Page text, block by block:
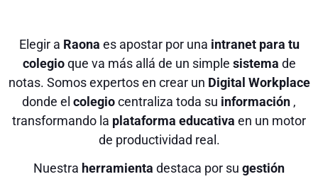
Elegir a Raona es apostar por una intranet para tu
colegioque va más allá de un simple sistema de
notas. Somos expertos en crear un Digital Workplace
donde el colegiocentraliza toda su información ,
transformando la plataforma educativa en un motor
de productividad real.
Nuestra herramienta destaca por su gestión